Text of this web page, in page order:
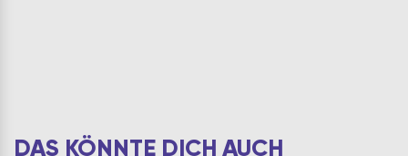
DAS KÖNNTE DICH AUCH